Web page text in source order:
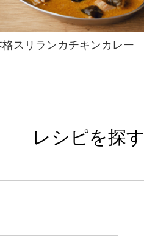
格スリランカチキンカレー
レシピを探す